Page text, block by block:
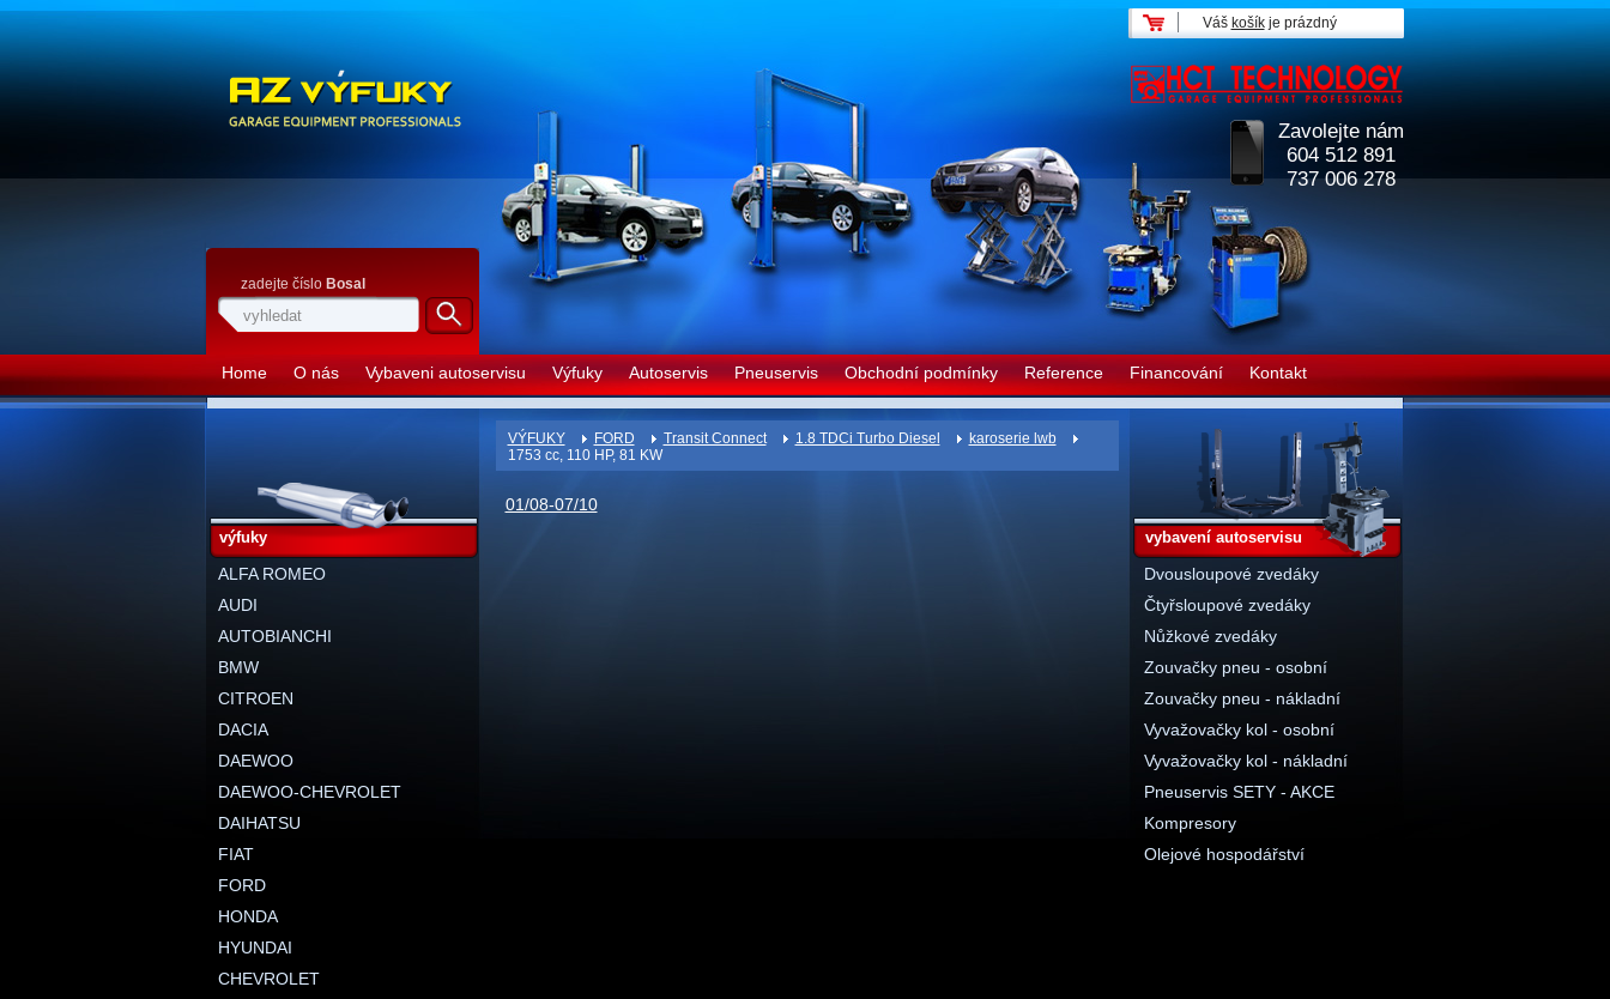
Home O nás Vybaveni autoservisu Výfuky Autoservis Pneuservis Obchodní podmínky Reference Financování Kontakt
Zavolejte nám
604 512 891
737 006 278
zadejte číslo Bosal
Váš košíkje prázdný
VÝFUKY FORD Transit Connect 1.8 TDCi Turbo Diesel
karoserie lwb
1753 cc, 110 HP, 81 KW
01/08-07/10
vybavení autoservisu
Dvousloupové zvedáky
Čtyřsloupové zvedáky
Nůžkové zvedáky
Zouvačky pneu - osobní
Zouvačky pneu - nákladní
Vyvažovačky kol - osobní
Vyvažovačky kol - nákladní
Pneuservis SETY - AKCE
Kompresory
Olejové hospodářství
výfuky
ALFA ROMEO
AUDI
AUTOBIANCHI
BMW
CITROEN
DACIA
DAEWOO
DAEWOO-CHEVROLET
DAIHATSU
FIAT
FORD
HONDA
HYUNDAI
CHEVROLET